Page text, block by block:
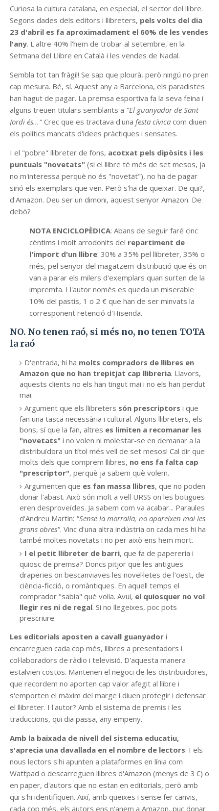
Curiosa la cultura catalana, en especial, el sector del llibre.
Segons dades dels editors i llibreters, pels volts del dia
23 d'abril es fa aproximadament el 60% de les vendes
l'any. L'altre 40% l'hem de trobar al setembre, en la
Setmana del Llibre en Català i les vendes de Nadal.
Sembla tot tan fràgil! Se sap que plourà, però ningú no pren
cap mesura. Bé, sí. Aquest any a Barcelona, els paradistes
han hagut de pagar. La premsa esportiva fa la seva feina i
alguns treuen titulars semblants a "El guanyador de Sant
Jordi és..." Crec que es tractava d'una festa cívica com diuen
els polítics mancats d'idees pràctiques i sensates.
I el "pobre" llibreter de fons, acotxat pels dipòsits i les
puntuals "novetats" (si el llibre té més de set mesos, ja
no m'interessa perquè no és "novetat"), no ha de pagar
sinó els exemplars que ven. Però s'ha de queixar. De qui?,
d'Amazon. Deu ser un dimoni, aquest senyor Amazon. De
debò?
NOTA ENCICLOPÈDICA: Abans de seguir faré cinc
cèntims i molt arrodonits del repartiment de
l'import d'un llibre: 30% a 35% pel llibreter, 35% o
més, pel senyor del magatzem-distribució que és on
van a parar els milers d'exemplars quan surten de la
impremta. I l'autor només es queda un miserable
10% del pastís, 1 o 2 € que han de ser minvats la
corresponent retenció d'Hisenda.
NO. No tenen raó, si més no, no tenen TOTA
la raó
D'entrada, hi ha molts compradors de llibres en
Amazon que no han trepitjat cap llibreria. Llavors,
aquests clients no els han tingut mai i no els han perdut
mai.
Argument que els llibreters són prescriptors i que
fan una tasca necessària i cultural. Alguns llibreters, els
bons, sí que la fan, altres es limiten a recomanar les
"novetats" i no volen ni molestar-se en demanar a la
distribuïdora un títol més vell de set mesos! Cal dir que
molts dels que comprem llibres, no ens fa falta cap
"prescriptor", perquè ja sabem què volem.
Argumenten que es fan massa llibres, que no poden
donar l'abast. Això són molt a vell URSS on les botigues
eren desproveïdes. Ja sabem com va acabar... Paraules
d'Andreu Martin: "Sense la morralla, no apareixen mai les
grans obres". Vinc d'una altra indústria on cada mes hi ha
també moltes novetats i no per això ens hem mort.
I el petit llibreter de barri, que fa de papereria i
quiosc de premsa? Doncs pitjor que les antigues
draperies on bescanviaves les novel·letes de l'oest, de
ciència-ficció, o romàntiques. En aquell temps el
comprador "sabia" què volia. Avui, el quiosquer no vol
llegir res ni de regal. Si no llegeixes, poc pots
prescriure.
Les editorials aposten a cavall guanyador i
encarreguen cada cop més, llibres a presentadors i
col·laboradors de ràdio i televisió. D'aquesta manera
estalvien costos. Mantenen el negoci de les distribuïdores,
que recordem no aporten cap valor afegit al llibre i
s'emporten el màxim del marge i diuen protegir i defensar
el llibreter. I l'autor? Amb el sistema de premis i les
traduccions, qui dia passa, any empeny.
Amb la baixada de nivell del sistema educatiu,
s'aprecia una davallada en el nombre de lectors. I els
nous lectors s'hi apunten a plataformes en línia com
Wattpad o descarreguen llibres d'Amazon (menys de 3 €) o
en paper, d'autors que no estan en editorials, però amb
qui s'hi identifiquen. Així, amb queixes i sense fer canvis,
cada cop més, els autors ens n'anem a Amazon, puc donar